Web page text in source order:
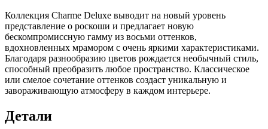
2
шт.)
Коллекция Charme Deluxe выводит на новый уровень
представление о роскоши и предлагает новую
бескомпромиссную гамму из восьми оттенков,
вдохновленных мрамором с очень яркими характеристиками.
Благодаря разнообразию цветов рождается необычный стиль,
способный преобразить любое пространство. Классическое
или смелое сочетание оттенков создаст уникальную и
завораживающую атмосферу в каждом интерьере.
Детали